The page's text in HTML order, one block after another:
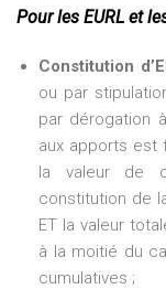
Pour les EURL et
Constitution
ou par
par dérogation
aux apports est
la valeur de
constitution de
ET la valeur
à la moitié du
cumulatives ;